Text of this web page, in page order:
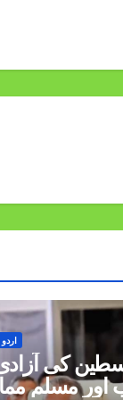
کی آزادی
اور مسلم